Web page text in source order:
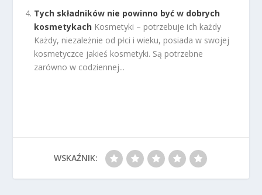
Tych składników nie powinno być w dobrych
kosmetykach Kosmetyki – potrzebuje ich każdy
Każdy, niezależnie od płci i wieku, posiada w swojej
kosmetyczce jakieś kosmetyki. Są potrzebne
zarówno w codziennej...
WSKAŹNIK: